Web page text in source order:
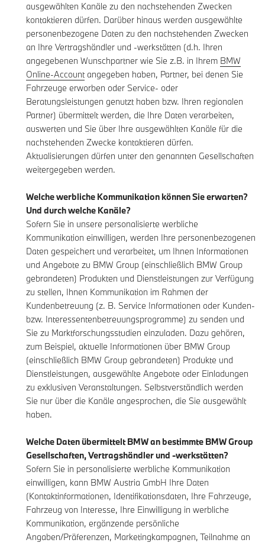
ausgewählten Kanäle zu den nachstehenden Zwecken
kontaktieren dürfen. Darüber hinaus werden ausgewählte
personenbezogene Daten zu den nachstehenden Zwecken
an Ihre Vertragshändler und -werkstätten (d.h. Ihren
angegebenen Wunschpartner wie Sie z.B. in Ihrem BMW
Online-Accountangegeben haben, Partner, bei denen Sie
Fahrzeuge erworben oder Service- oder
Beratungsleistungen genutzt haben bzw. Ihren regionalen
Partner) übermittelt werden, die Ihre Daten verarbeiten,
auswerten und Sie über Ihre ausgewählten Kanäle für die
nachstehenden Zwecke kontaktieren dürfen.
Aktualisierungen dürfen unter den genannten Gesellschaften
weitergegeben werden.
Welche werbliche Kommunikation können Sie erwarten?
Und durch welche Kanäle?
Sofern Sie in unsere personalisierte werbliche
Kommunikation einwilligen, werden Ihre personenbezogenen
Daten gespeichert und verarbeitet, um Ihnen Informationen
und Angebote zu BMW Group (einschließlich BMW Group
gebrandeten) Produkten und Dienstleistungen zur Verfügung
zu stellen, Ihnen Kommunikation im Rahmen der
Kundenbetreuung (z. B. Service Informationen oder Kunden-
bzw. Interessentenbetreuungsprogramme) zu senden und
Sie zu Marktforschungsstudien einzuladen. Dazu gehören,
zum Beispiel, aktuelle Informationen über BMW Group
(einschließlich BMW Group gebrandeten) Produkte und
Dienstleistungen, ausgewählte Angebote oder Einladungen
zu exklusiven Veranstaltungen. Selbstverständlich werden
Sie nur über die Kanäle angesprochen, die Sie ausgewählt
haben.
Welche Daten übermittelt BMW an bestimmte BMW Group
Gesellschaften, Vertragshändler und -werkstätten?
Sofern Sie in personalisierte werbliche Kommunikation
einwilligen, kann BMW Austria GmbH Ihre Daten
(Kontaktinformationen, Identifikationsdaten, Ihre Fahrzeuge,
Fahrzeug von Interesse, Ihre Einwilligung in werbliche
Kommunikation, ergänzende persönliche
Angaben/Präferenzen, Marketingkampagnen, Teilnahme an